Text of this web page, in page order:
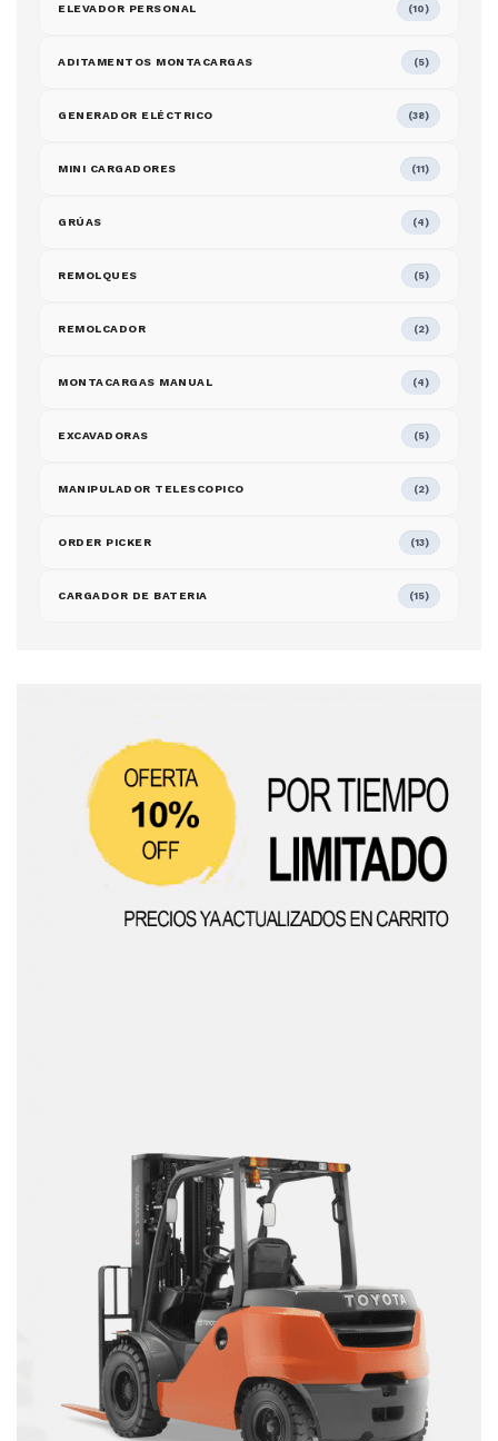
ELEVADOR PERSONAL (10)
ADITAMENTOS MONTACARGAS (5)
GENERADOR ELÉCTRICO (38)
MINI CARGADORES (11)
GRÚAS (4)
REMOLQUES (5)
REMOLCADOR (2)
MONTACARGAS MANUAL (4)
EXCAVADORAS (5)
MANIPULADOR TELESCOPICO (2)
ORDER PICKER (13)
CARGADOR DE BATERIA (15)